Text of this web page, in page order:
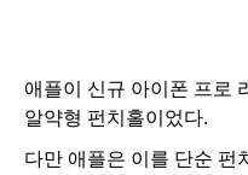
애플이 신규 아이폰 프로
알약형 펀치홀이었다.
다만 애플은 이를 단순 펀